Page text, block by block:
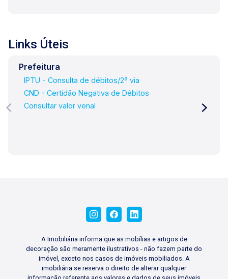
Links Úteis
Prefeitura
IPTU - Consulta de débitos/2ª via
CND - Certidão Negativa de Débitos
Consultar valor venal
A Imobiliária informa que as mobílias e artigos de
decoração são meramente ilustrativos - não fazem parte do
imóvel, exceto nos casos de imóveis mobiliados. A
imobiliária se reserva o direito de alterar qualquer